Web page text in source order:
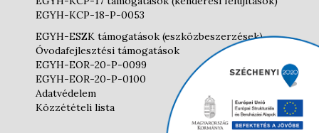
EGYH-KCP-18-P-0053
EGYH-ESZK támogatások (eszközbeszerzések)
Óvodafejlesztési támogatások
EGYH-EOR-20-P-0099
EGYH-EOR-20-P-0100
Adatvédelem
Közzétételi lista